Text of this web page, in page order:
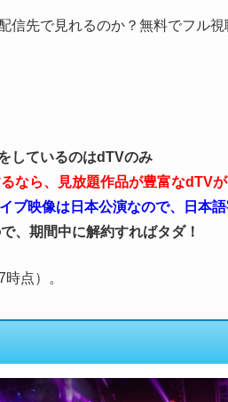
信先で見れるのか？無料でフル
しているのはdTVのみ
なら、見放題作品が豊富なdTVが
ブ映像は日本公演なので、日本
、期間中に解約すればタダ！
点）。